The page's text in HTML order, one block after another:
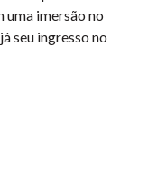
uma imersão no
seu ingresso no